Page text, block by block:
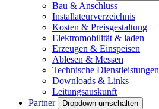
Bau & Anschluss
Installateurverzeichnis
Kosten & Preisgestaltung
Elektromobilität & laden
Erzeugen & Einspeisen
Ablesen & Messen
Technische Dienstleistungen
Downloads & Links
Leitungsauskunft
Partner
Dropdown umschalten